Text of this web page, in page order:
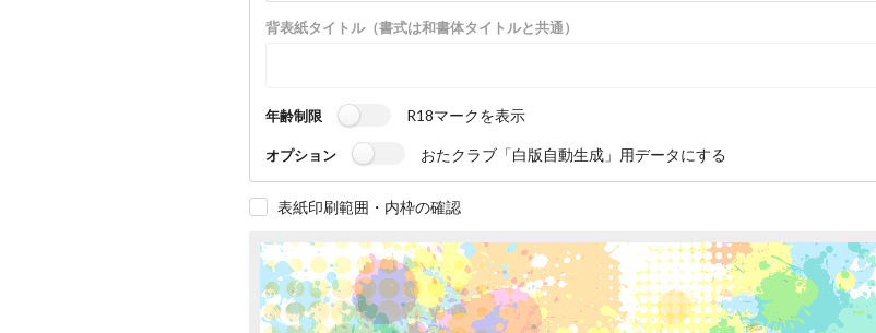
背表紙タイトル（書式は和書体タイトルと共通）
年齢制限 R18マークを表示
オプション おたクラブ「白版自動生成」用データにする
表紙印刷範囲・内枠の確認